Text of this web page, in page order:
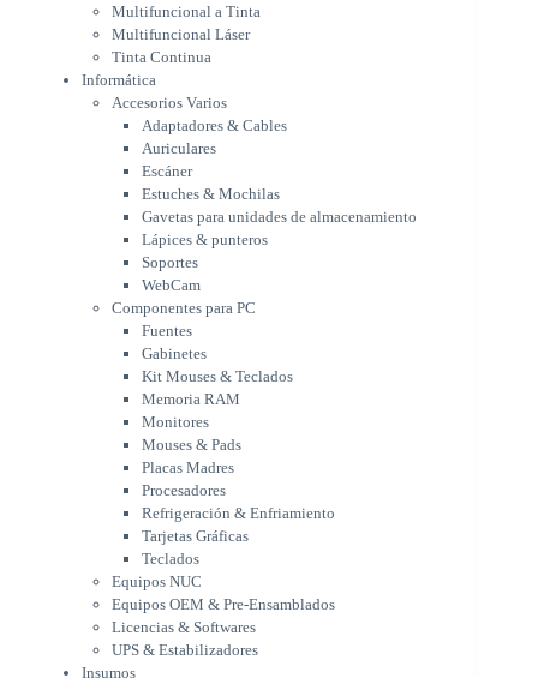
Escáner
Estuches & Mochilas
Gavetas para unidades de
almacenamiento
Lápices & punteros
Soportes
WebCam
Componentes para PC
Fuentes
Gabinetes
Kit Mouses & Teclados
Memoria RAM
Monitores
Mouses & Pads
Placas Madres
Procesadores
Refrigeración & Enfriamiento
Tarjetas Gráficas
Teclados
Equipos NUC
Equipos OEM & Pre-Ensamblados
Licencias & Softwares
UPS & Estabilizadores
Insumos
Cajas de mantenimiento
Ribbons
Tintas
Tóners
Multifuncional a Tinta
Multifuncional Láser
Tinta Continua
Informática
Accesorios Varios
Adaptadores & Cables
Auriculares
Escáner
Estuches & Mochilas
Gavetas para unidades de almacenamiento
Lápices & punteros
Soportes
WebCam
Componentes para PC
Fuentes
Gabinetes
Kit Mouses & Teclados
Memoria RAM
Monitores
Mouses & Pads
Placas Madres
Procesadores
Refrigeración & Enfriamiento
Tarjetas Gráficas
Teclados
Equipos NUC
Equipos OEM & Pre-Ensamblados
Licencias & Softwares
UPS & Estabilizadores
Insumos